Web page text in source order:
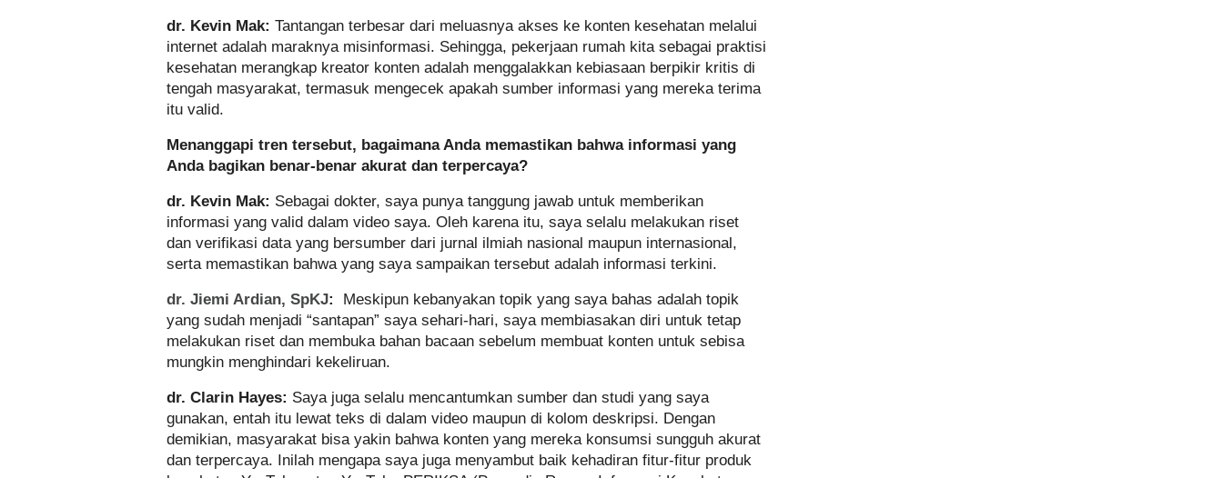
dr. Kevin Mak: Tantangan terbesar dari meluasnya akses ke konten kesehatan melalui
internet adalah maraknya misinformasi. Sehingga, pekerjaan rumah kita sebagai praktisi
kesehatan merangkap kreator konten adalah menggalakkan kebiasaan berpikir kritis di
tengah masyarakat, termasuk mengecek apakah sumber informasi yang mereka terima
itu valid.
Menanggapi tren tersebut, bagaimana Anda memastikan bahwa informasi yang
Anda bagikan benar-benar akurat dan terpercaya?
dr. Kevin Mak: Sebagai dokter, saya punya tanggung jawab untuk memberikan
informasi yang valid dalam video saya. Oleh karena itu, saya selalu melakukan riset
dan verifikasi data yang bersumber dari jurnal ilmiah nasional maupun internasional,
serta memastikan bahwa yang saya sampaikan tersebut adalah informasi terkini.
dr. Jiemi Ardian, SpKJ:
Meskipun kebanyakan topik yang saya bahas adalah topik
yang sudah menjadi “santapan” saya sehari-hari, saya membiasakan diri untuk tetap
melakukan riset dan membuka bahan bacaan sebelum membuat konten untuk sebisa
mungkin menghindari kekeliruan.
dr. Clarin Hayes: Saya juga selalu mencantumkan sumber dan studi yang saya
gunakan, entah itu lewat teks di dalam video maupun di kolom deskripsi. Dengan
demikian, masyarakat bisa yakin bahwa konten yang mereka konsumsi sungguh akurat
dan terpercaya. Inilah mengapa saya juga menyambut baik kehadiran fitur-fitur produk